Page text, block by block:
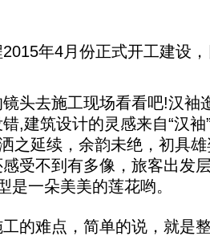
年4月份正式开工建设，
去施工现场看看吧!汉袖
,建筑设计的灵感来自“汉
之延续，余韵未绝，初具
受不到有多像，旅客出发
是一朵美美的莲花哟。
难点，简单的说，就是